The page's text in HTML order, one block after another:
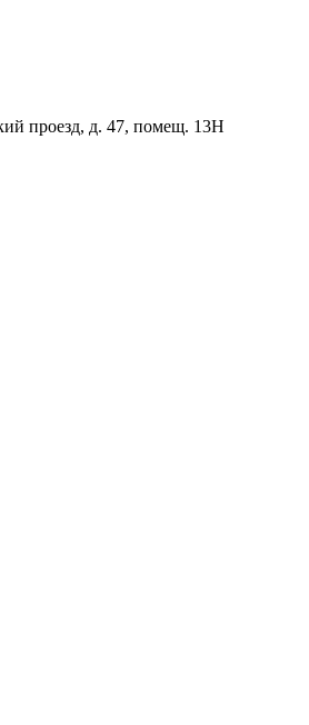
проезд, д. 47, помещ. 13Н